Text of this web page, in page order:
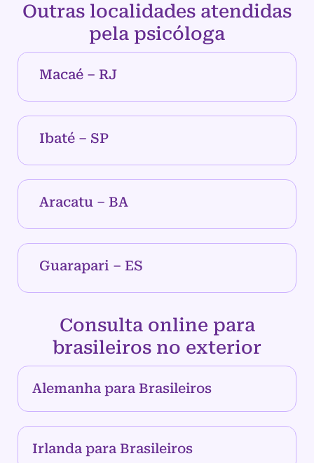
Outras localidades atendidas
pela psicóloga
Macaé – RJ
Ibaté – SP
Aracatu – BA
Guarapari – ES
Consulta online para
brasileiros no exterior
Alemanha para Brasileiros
Irlanda para Brasileiros